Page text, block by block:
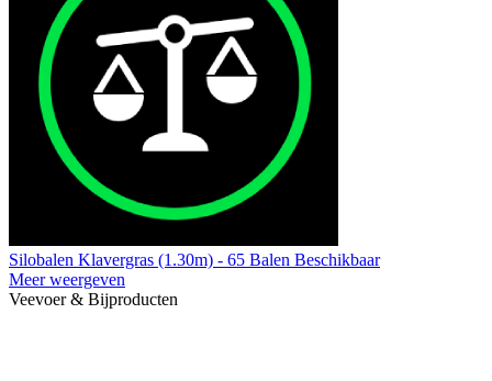
Silobalen Klavergras (1.30m) - 65 Balen Beschikbaar
Meer weergeven
Veevoer & Bijproducten